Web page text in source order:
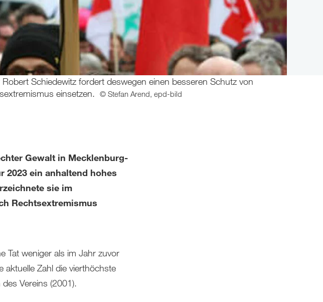
Schiedewitz fordert deswegen einen besseren Schutz von
einsetzen.
© Stefan Arend, epd-bild
Gewalt in Mecklenburg-
2023 ein anhaltend hohes
sie im
Rechtsextremismus
Tat weniger als im Jahr zuvor
aktuelle Zahl die vierthöchste
Vereins (2001).